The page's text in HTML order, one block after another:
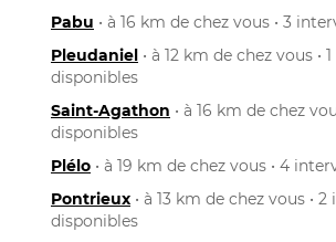
Pabu • à 16 km de chez vous • 3
Pleudaniel • à 12 km de chez vous •
disponibles
Saint-Agathon • à 16 km de chez
disponibles
Plélo • à 19 km de chez vous • 4
Pontrieux • à 13 km de chez vous •
disponibles